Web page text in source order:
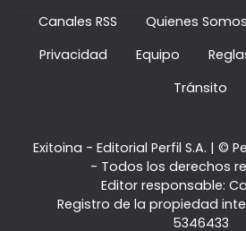
Canales RSS Quienes Somos
Privacidad
Equipo
Tránsito
Exitoina - Editorial Perfil S.A. | ©
- Todos los derechos
Editor responsable:
Registro de la propiedad
5346433